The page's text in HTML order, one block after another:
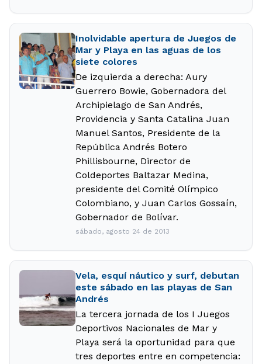
Inolvidable apertura de Juegos de
Mar y Playa en las aguas de los
siete colores
De izquierda a derecha: Aury
Guerrero Bowie, Gobernadora del
Archipielago de San Andrés,
Providencia y Santa Catalina Juan
Manuel Santos, Presidente de la
República Andrés Botero
Phillisbourne, Director de
Coldeportes Baltazar Medina,
presidente del Comité Olímpico
Colombiano, y Juan Carlos Gossaín,
Gobernador de Bolívar.
sábado, agosto 24 de 2013
Vela, esquí náutico y surf, debutan
este sábado en las playas de San
Andrés
La tercera jornada de los I Juegos
Deportivos Nacionales de Mar y
Playa será la oportunidad para que
tres deportes entre en competencia: